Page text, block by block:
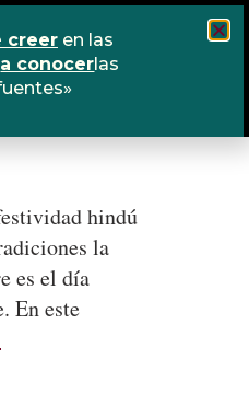
online
hindú
la
es el día
En este
creeren las
a conocerlas